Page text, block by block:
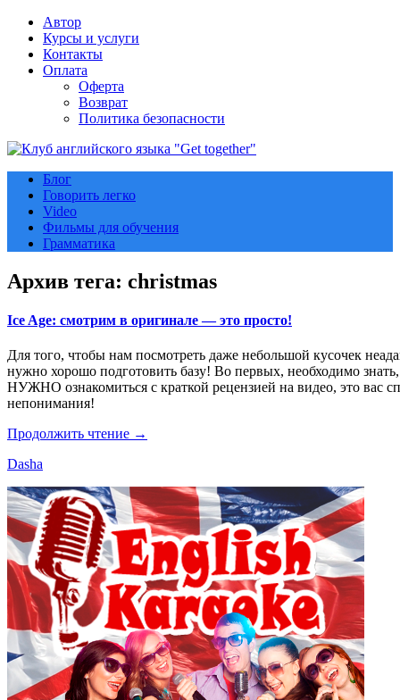
Автор
Курсы и услуги
Контакты
Оплата
Оферта
Возврат
Политика безопасности
Блог
Говорить легко
Video
Фильмы для обучения
Грамматика
Архив тега: christmas
Ice Age: смотрим в оригинале — это просто!
Для того, чтобы нам посмотреть даже небольшой кусочек
нужно хорошо подготовить базу! Во первых, необходимо
НУЖНО ознакомиться с краткой рецензией на видео, это вас
непонимания!
Продолжить чтение →
Dasha